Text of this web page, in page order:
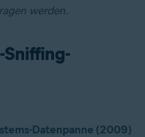
werden.
Datenpanne (2009)